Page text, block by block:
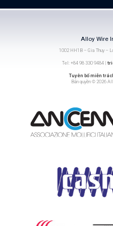
Alloy Wire
1002 HH1B – Gia Thuy –
Tel: +84 98 330 9484 |
Tuyên bố miễn
Bản quyền © 2026